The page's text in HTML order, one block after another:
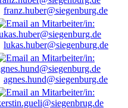
franz.huber@siegenburg.de
lukas.huber@siegenburg.de
agnes.hund@siegenburg.de